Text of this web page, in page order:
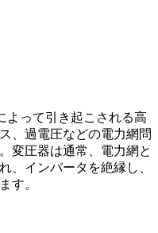
よって引き起こされる高
、過電圧などの電力網問
変圧器は通常、電力網と
、インバータを絶縁し、
す。